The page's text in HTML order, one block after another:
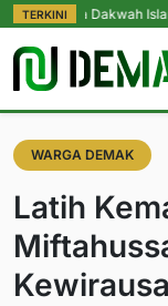
TERKINI
Dakwah Islam Sunan
WARGA DEMAK
Latih